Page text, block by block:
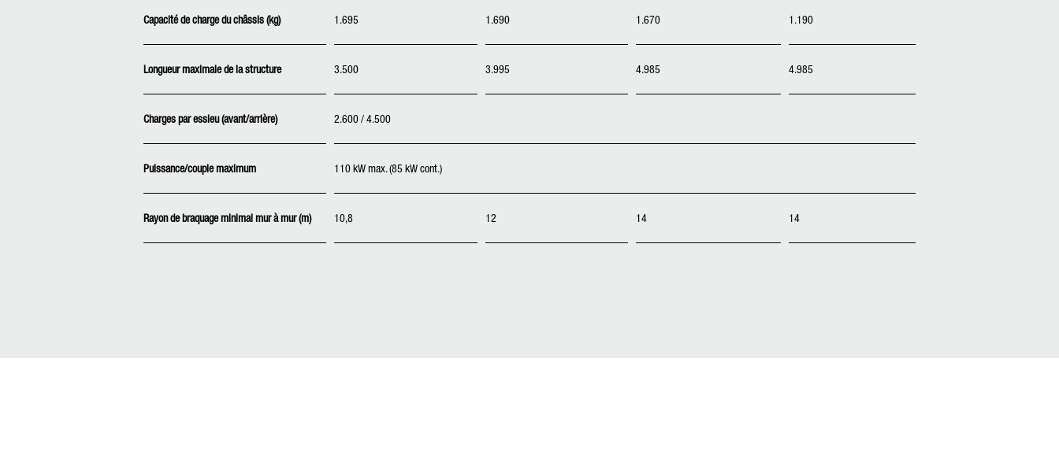
Capacité de charge du châssis (kg) 1.695 1.690 1.670 1.190
Longueur maximale de la structure 3.500 3.995 4.985 4.985
Charges par essieu (avant/arrière) 2.600 / 4.500
Puissance/couple maximum 110 kW max. (85 kW cont.)
Rayon de braquage minimal mur à mur (m) 10,8 12 14 14